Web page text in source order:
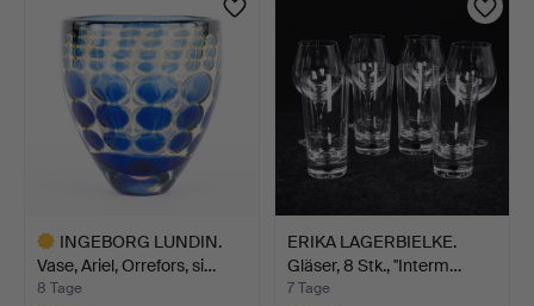
INGEBORG LUNDIN.
Vase, Ariel, Orrefors, si…
8 Tage
ERIKA LAGERBIELKE.
Gläser, 8 Stk., "Interm…
7 Tage